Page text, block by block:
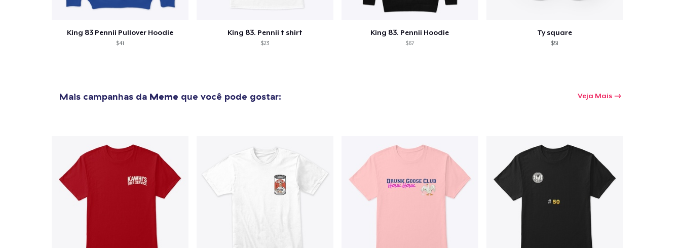
King 83 Pennii Pullover Hoodie
$41
King 83. Pennii t shirt
$23
King 83. Pennii Hoodie
$67
Ty square
$51
Mais campanhas da Meme que você pode gostar: Veja Mais